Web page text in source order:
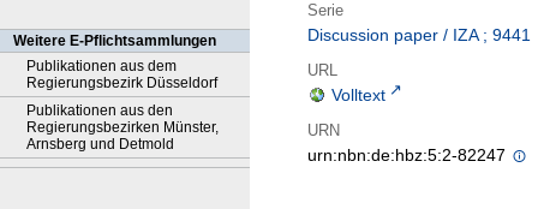
Weitere E-Pflichtsammlungen
Publikationen aus dem
Regierungsbezirk Düsseldorf
Publikationen aus den
Regierungsbezirken Münster,
Arnsberg und Detmold
Serie
Discussion paper / IZA ; 9441
URL
Volltext
URN
urn:nbn:de:hbz:5:2-82247